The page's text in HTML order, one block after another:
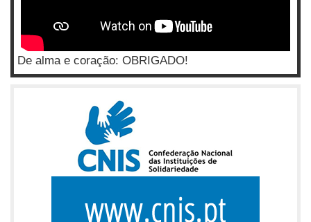
De alma e coração: OBRIGADO!